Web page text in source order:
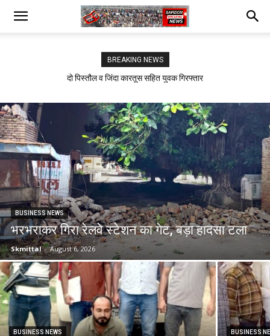
BREAKING NEWS
सफीदों में बिजली कर्मचारियों का जोरदार प्रदर्शन
BUSINESS NEWS
भरभराकर गिरा रेलवे स्टेशन का गेट, बड़ा हादसा टला
Skmittal - August 6, 2026
BUSINESS NEWS BUSINESS